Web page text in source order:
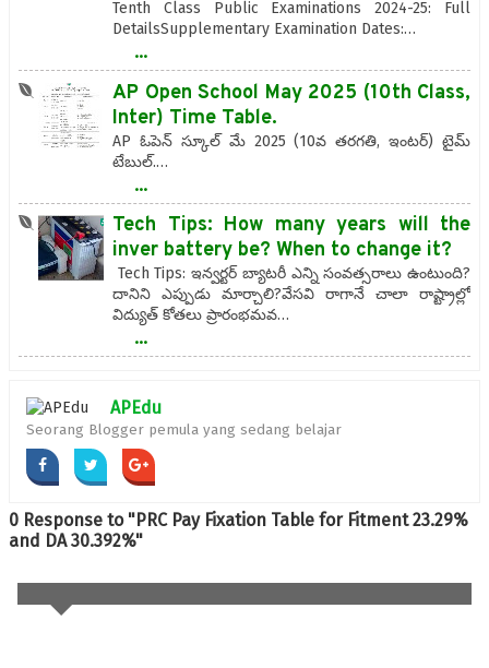
Tenth Class Public Examinations 2024-25: Full
DetailsSupplementary Examination Dates:…
...
AP Open School May 2025 (10th Class,
Inter) Time Table.
AP ఓపెన్ స్కూల్ మే 2025 (10వ తరగతి, ఇంటర్) టైమ్
టేబుల్.…
...
Tech Tips: How many years will the
inver battery be? When to change it?
Tech Tips: ఇన్వర్టర్ బ్యాటరీ ఎన్ని సంవత్సరాలు ఉంటుంది?
దానిని ఎప్పుడు మార్చాలి?వేసవి రాగానే చాలా రాష్ట్రాల్లో
విద్యుత్ కోతలు ప్రారంభమవ…
...
APEdu
Seorang Blogger pemula yang sedang belajar
0 Response to "PRC Pay Fixation Table for Fitment 23.29%
and DA 30.392%"